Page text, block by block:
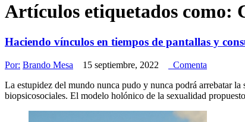
Artículos etiquetados como:
Haciendo vínculos en tiempos de pantallas y
Por: Brando Mesa 15 septiembre, 2022
Comenta
La estupidez del mundo nunca pudo y nunca podrá arrebatar
biopsicosociales. El modelo holónico de la sexualidad